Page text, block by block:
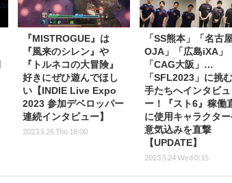
『MISTROGUE』は
『風来のシレン』や
『トルネコの大冒険』
好きにぜひ遊んでほし
い【INDIE Live Expo
2023 参加デベロッパー
連続インタビュー】
2023.5.25 Thu 18:00
「SS熊本」「名古
OJA」「広島iXA」
「CAG大阪」…
「SFL2023」に挑
手たちへインタビュ
ー！『スト6』稼働
に使用キャラクタ
意気込みを直撃
【UPDATE】
2023.5.24 Wed 0:15